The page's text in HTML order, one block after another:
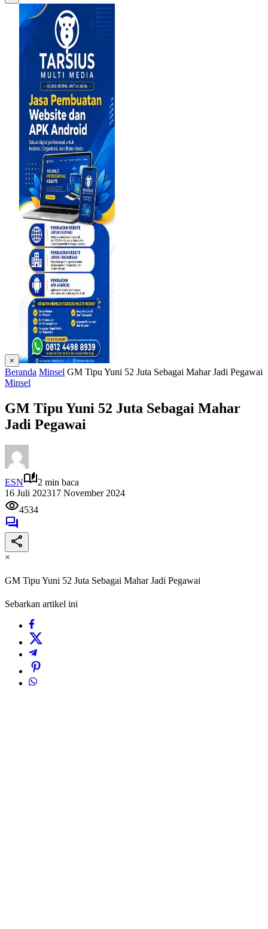
×
Beranda Minsel GM Tipu Yuni 52 Juta Sebagai Mahar Jadi Pegawai
Minsel
GM Tipu Yuni 52 Juta Sebagai Mahar
Jadi Pegawai
ESN
2 min baca
16 Juli 202317 November 2024
4534
×
GM Tipu Yuni 52 Juta Sebagai Mahar Jadi Pegawai
Sebarkan artikel ini